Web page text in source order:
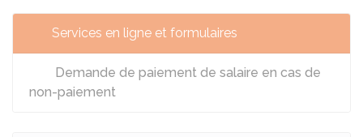
Services en ligne et formulaires
Demande de paiement de salaire en cas de
non-paiement